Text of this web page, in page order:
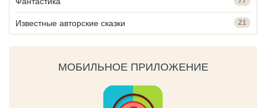
Известные авторские сказки 21
МОБИЛЬНОЕ ПРИЛОЖЕНИЕ